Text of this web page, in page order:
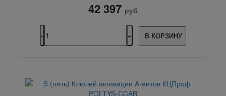
42 397 руб
В КОРЗИНУ